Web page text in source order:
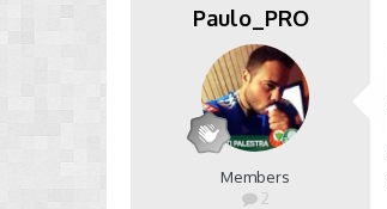
Paulo_PRO
Members
2